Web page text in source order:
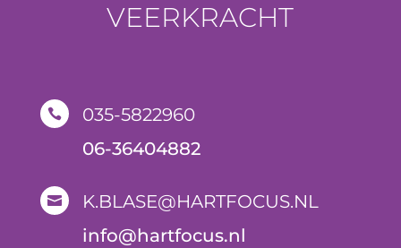
VEERKRACHT

035-5822960
06-36404882

K.BLASE@HARTFOCUS.NL
info@hartfocus.nl